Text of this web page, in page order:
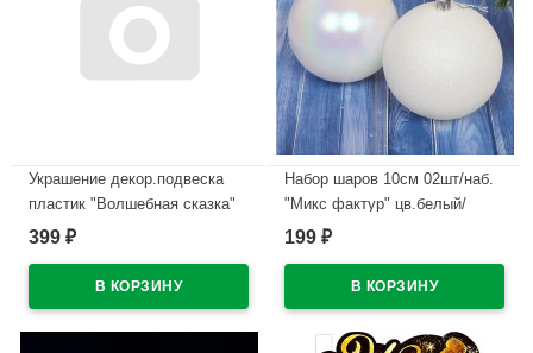
Украшение декор.подвеска
пластик "Волшебная сказка"
19,5см 02шт/наб.
399 ₽
Набор шаров 10см 02шт/наб.
"Микс фактур" цв.белый/
перламутр арт.201-1043
199 ₽